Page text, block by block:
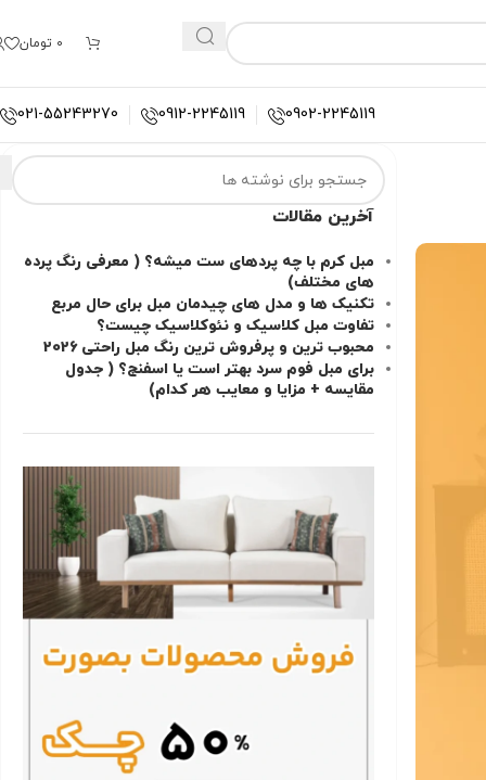
0 تومان
0902-2245119
0912-2245119
021-55243270
آخرین مقالات
مبل کرم با چه پردهای ست میشه؟ ( معرفی رنگ پرده
های مختلف)
تکنیک ها و مدل های چیدمان مبل برای حال مربع
تفاوت‌ مبل کلاسیک و نئوکلاسیک چیست؟
محبوب ترین و پرفروش ترین رنگ مبل راحتی 2026
برای مبل فوم سرد بهتر است یا اسفنج؟ ( جدول
مقایسه + مزایا و معایب هر کدام)